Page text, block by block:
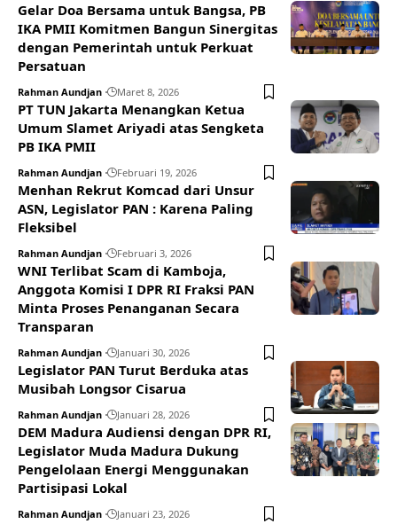
Gelar Doa Bersama untuk Bangsa, PB
IKA PMII Komitmen Bangun Sinergitas
dengan Pemerintah untuk Perkuat
Persatuan
Rahman Aundjan Maret 8, 2026
PT TUN Jakarta Menangkan Ketua
Umum Slamet Ariyadi atas Sengketa
PB IKA PMII
Rahman Aundjan Februari 19, 2026
Menhan Rekrut Komcad dari Unsur
ASN, Legislator PAN : Karena Paling
Fleksibel
Rahman Aundjan Februari 3, 2026
WNI Terlibat Scam di Kamboja,
Anggota Komisi I DPR RI Fraksi PAN
Minta Proses Penanganan Secara
Transparan
Rahman Aundjan Januari 30, 2026
Legislator PAN Turut Berduka atas
Musibah Longsor Cisarua
Rahman Aundjan Januari 28, 2026
DEM Madura Audiensi dengan DPR RI,
Legislator Muda Madura Dukung
Pengelolaan Energi Menggunakan
Partisipasi Lokal
Rahman Aundjan Januari 23, 2026